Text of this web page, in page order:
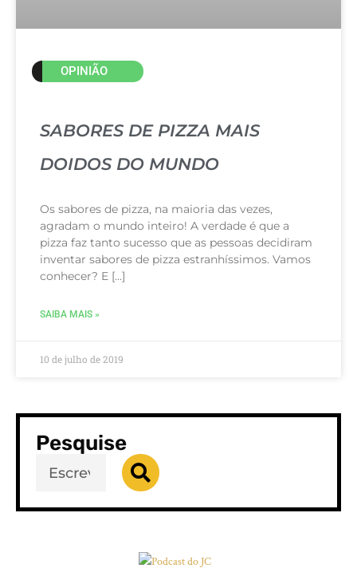
OPINIÃO
SABORES DE PIZZA MAIS
DOIDOS DO MUNDO
Os sabores de pizza, na maioria das vezes,
agradam o mundo inteiro! A verdade é que a
pizza faz tanto sucesso que as pessoas decidiram
inventar sabores de pizza estranhíssimos. Vamos
conhecer? E […]
SAIBA MAIS »
10 de julho de 2019
Pesquise